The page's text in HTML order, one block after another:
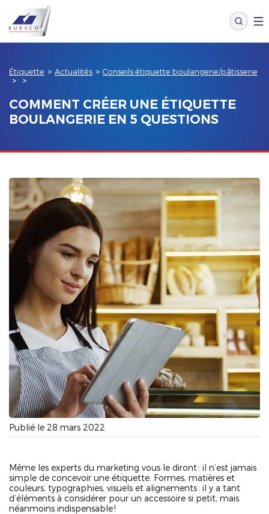
Étiquette > Actualités > Conseils étiquette boulangerie/pâtisserie
>
>
COMMENT CRÉER UNE ÉTIQUETTE
BOULANGERIE EN 5 QUESTIONS
Publié le 28 mars 2022
Même les experts du marketing vous le diront : il n’est jamais
simple de concevoir une étiquette. Formes, matières et
couleurs, typographies, visuels et alignements : il y a tant
d’éléments à considérer pour un accessoire si petit, mais
néanmoins indispensable !